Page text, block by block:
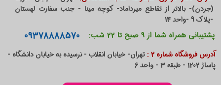
(جردن)- بالاتر از تقاطع میرداماد- کوچه مینا - جنب سفارت لهستان
-پلاک 9 -واحد 14
پشتیبانی همراه شما از 9 صبح تا 22 شب: 09378888570
آدرس فروشگاه شماره 2 :
تهران- خیابان انقلاب - نرسیده به خیابان دانشگاه -
پاساژ 1202 - طبقه 3 - واحد 6